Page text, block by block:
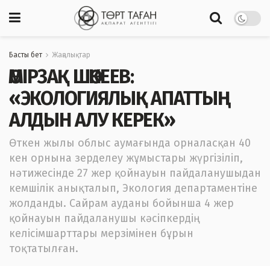
Басты бет Жаңалықтар
ӨМІРЗАҚ ШӨКЕЕВ:
«ЭКОЛОГИЯЛЫҚ АПАТТЫҢ
АЛДЫН АЛУ КЕРЕК»
Өткен жылы облыс аумағында орналасқан 40
кен орнына зерделеу жұмыстары жүргізіліп,
нәтижесінде 27 жер қойнауын пайдаланушыдан
кемшілік анықталып, Экология департаментіне
жолданды. Сайрам ауданы бойынша 4 жер
қойнауын пайдаланушы кәсіпкердің
келісімшарттары мерзімінен бұрын
тоқтатылған.